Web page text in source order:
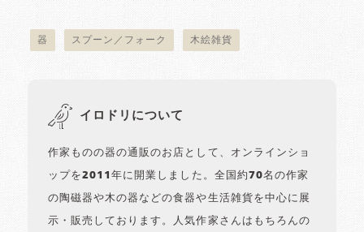
器 スプーン／フォーク 木絵雑貨
イロドリについて
作家ものの器の通販のお店として、オンラインショ
ップを2011年に開業しました。全国約70名の作家
の陶磁器や木の器などの食器や生活雑貨を中心に展
示・販売しております。人気作家さんはもちろんの